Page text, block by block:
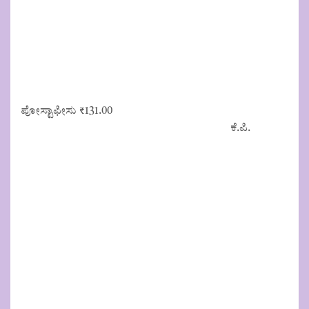
ಪೋಸ್ಟಾಫೀಸು ₹131.00
ಕೆ.ಪಿ.